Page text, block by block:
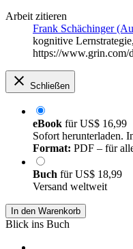
Arbeit zitieren
Frank Schächinger
kognitive
https://www.grin.com/
Schließen
eBook fürUS$ 16,99
Sofort herunterladen.
Format: PDF – für
Buch fürUS$ 18,99
Versand weltweit
In den Warenkorb
Blick ins Buch